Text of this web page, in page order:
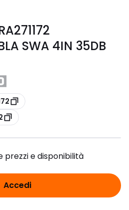
SWA 4IN 35DB
prezzi e disponibilità
Accedi